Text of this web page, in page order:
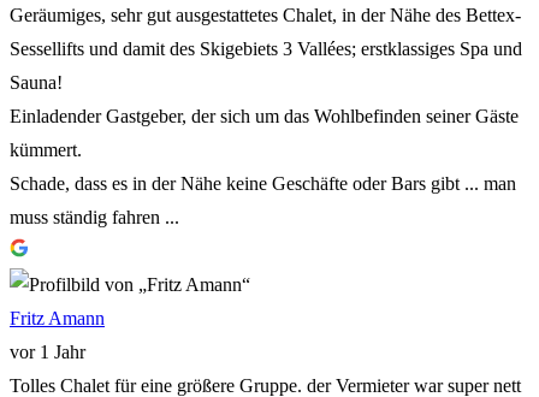
Geräumiges, sehr gut ausgestattetes Chalet, in der Nähe des Bettex-
Sessellifts und damit des Skigebiets 3 Vallées; erstklassiges Spa und
Sauna!
Einladender Gastgeber, der sich um das Wohlbefinden seiner Gäste
kümmert.
Schade, dass es in der Nähe keine Geschäfte oder Bars gibt ... man
muss ständig fahren ...
Fritz Amann
vor 1 Jahr
Tolles Chalet für eine größere Gruppe. der Vermieter war super nett